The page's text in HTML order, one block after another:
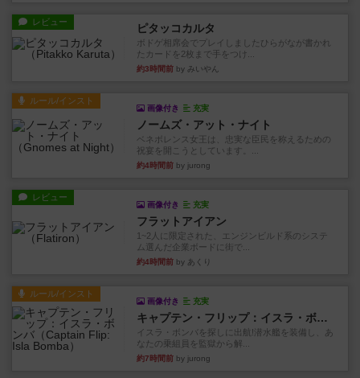
レビュー ピタッコカルタ
ボドゲ相席会でプレイしましたひらがなが書かれ
たカードを2枚まで手をつけ...
約3時間前 by みいやん
ルール/インスト
画像付き 充実
ノームズ・アット・ナイト
ベネボレンス女王は、忠実な臣民を称えるための
祝宴を開こうとしています。...
約4時間前 by jurong
レビュー
画像付き 充実
フラットアイアン
1~2人に限定された、エンジンビルド系のシステ
ム選んだ企業ボードに街で...
約4時間前 by あくり
ルール/インスト
画像付き 充実
キャプテン・フリップ：イスラ・ボンバ
イスラ・ボンバを探しに出航!潜水艦を装備し、あ
なたの乗組員を監獄から解...
約7時間前 by jurong